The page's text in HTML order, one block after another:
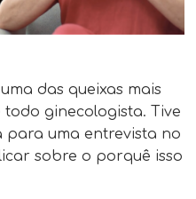
das queixas mais
ginecologista. Tive
uma entrevista no
sobre o porquê isso